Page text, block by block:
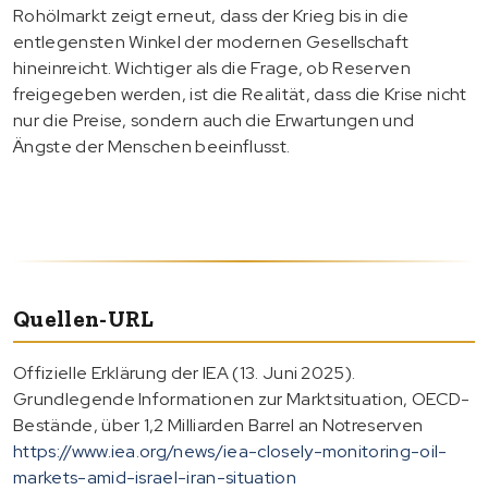
Rohölmarkt zeigt erneut, dass der Krieg bis in die
entlegensten Winkel der modernen Gesellschaft
hineinreicht. Wichtiger als die Frage, ob Reserven
freigegeben werden, ist die Realität, dass die Krise nicht
nur die Preise, sondern auch die Erwartungen und
Ängste der Menschen beeinflusst.
Quellen-URL
Offizielle Erklärung der IEA (13. Juni 2025).
Grundlegende Informationen zur Marktsituation, OECD-
Bestände, über 1,2 Milliarden Barrel an Notreserven
https://www.iea.org/news/iea-closely-monitoring-oil-
markets-amid-israel-iran-situation